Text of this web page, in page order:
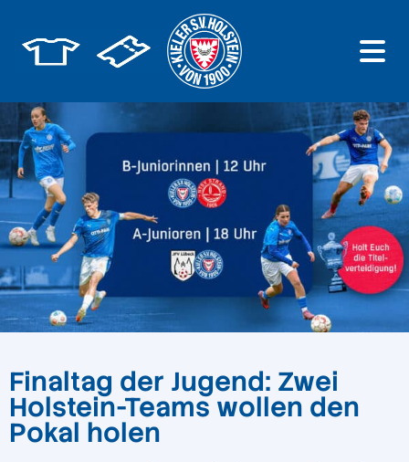
Finaltag der Jugend: Zwei
Holstein-Teams wollen den
Pokal holen